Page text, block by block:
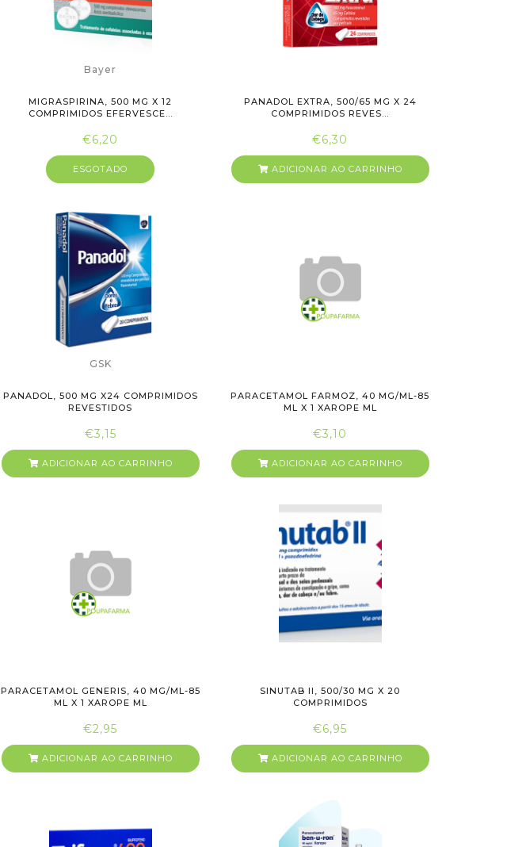
Bayer
MIGRASPIRINA, 500 MG X 12
COMPRIMIDOS EFERVESCE...
€6,20
ESGOTADO
PANADOL EXTRA, 500/65 MG X 24
COMPRIMIDOS REVES...
€6,30
ADICIONAR AO CARRINHO
GSK
PANADOL, 500 MG X24 COMPRIMIDOS
REVESTIDOS
€3,15
ADICIONAR AO CARRINHO
PARACETAMOL FARMOZ, 40 MG/ML-85
ML X 1 XAROPE ML
€3,10
ADICIONAR AO CARRINHO
PARACETAMOL GENERIS, 40 MG/ML-85
ML X 1 XAROPE ML
€2,95
ADICIONAR AO CARRINHO
SINUTAB II, 500/30 MG X 20
COMPRIMIDOS
€6,95
ADICIONAR AO CARRINHO